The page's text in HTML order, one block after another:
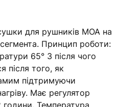
для рушників MOA на
Принцип роботи:
65° З після чого
після того, як
підтримуючи
Має регулятор
Температура